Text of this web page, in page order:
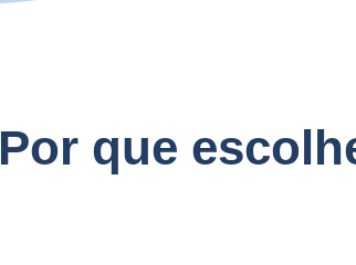
Por que